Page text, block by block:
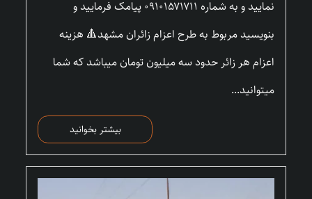
نمایید و به شماره ۰۹۱۰۱۵۷۱۷۱۱ پیامک فرمایید و
بنویسید مربوط به طرح اعزام زائران مشهد🔺 هزینه
اعزام هر زائر حدود سه میلیون تومان میباشد که شما
میتوانید...
بیشتر بخوانید